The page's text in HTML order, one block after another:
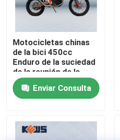
Sobre nosotros
Viaje de la fábrica
Control de calidad
Éntrenos en contacto con
Blog
Motocicletas chinas
de la bici 450cc
Enduro de la suciedad
de la reunión de la
motocicleta de NC450
Off RoadEnviar Consulta